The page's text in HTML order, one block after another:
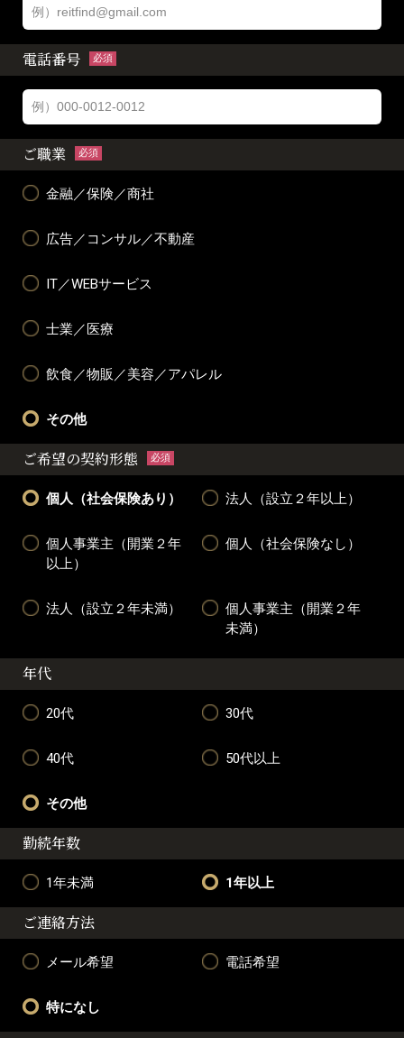
電話番号 必須
ご職業 必須
金融／保険／商社
広告／コンサル／不動産
IT／WEBサービス
士業／医療
飲食／物販／美容／アパレル
その他
ご希望の契約形態 必須
個人（社会保険あり） 法人（設立２年以上）
個人事業主（開業２年
以上）
個人（社会保険なし）
法人（設立２年未満）
個人事業主（開業２年
未満）
年代
20代 30代
40代 50代以上
その他
勤続年数
1年未満 1年以上
ご連絡方法
メール希望 電話希望
特になし